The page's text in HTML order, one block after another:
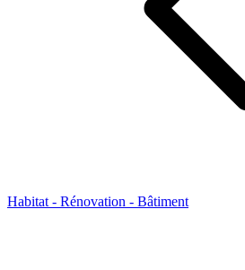
Habitat - Rénovation - Bâtiment